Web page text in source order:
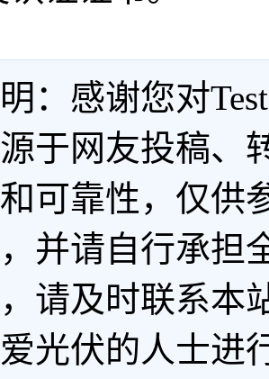
：感谢您对
于网友投稿、
可靠性，仅供
并请自行承担
请及时联系本
光伏的人士进